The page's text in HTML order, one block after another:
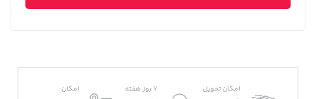
امکان تحویل
7 روز هفته
امکان